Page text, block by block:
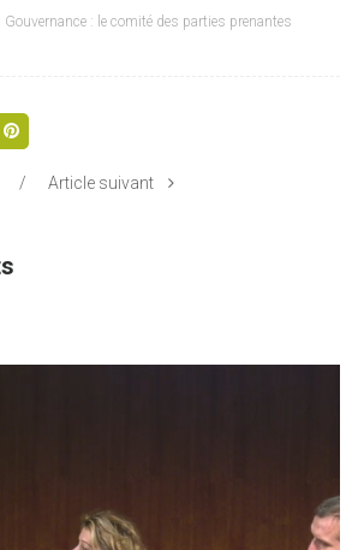
Gouvernance : le comité des parties prenantes
/ Article suivant